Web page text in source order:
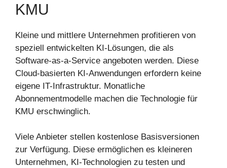
KMU
Kleine und mittlere Unternehmen profitieren von
speziell entwickelten KI-Lösungen, die als
Software-as-a-Service angeboten werden. Diese
Cloud-basierten KI-Anwendungen erfordern keine
eigene IT-Infrastruktur. Monatliche
Abonnementmodelle machen die Technologie für
KMU erschwinglich.
Viele Anbieter stellen kostenlose Basisversionen
zur Verfügung. Diese ermöglichen es kleineren
Unternehmen, KI-Technologien zu testen und